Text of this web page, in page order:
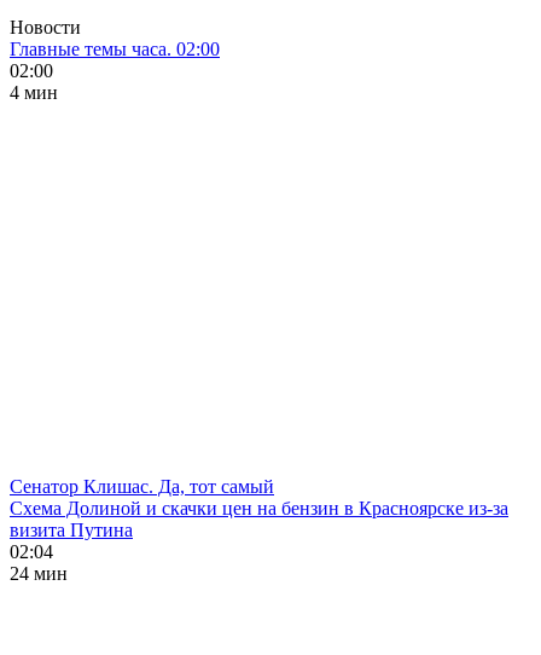
Новости
Главные темы часа. 02:00
02:00
4 мин
Сенатор Клишас. Да, тот самый
Схема Долиной и скачки цен на бензин в Красноярске из-за
визита Путина
02:04
24 мин